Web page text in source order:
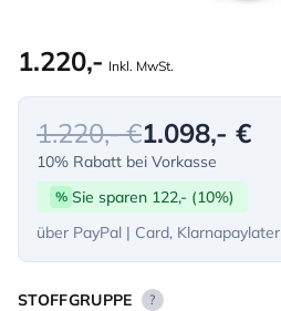
1.220,- Inkl. MwSt.
1.220,- €1.098,- €
10% Rabatt bei Vorkasse
% Sie sparen 122,- (10%)
über PayPal | Card, Klarnapaylater
STOFFGRUPPE ?